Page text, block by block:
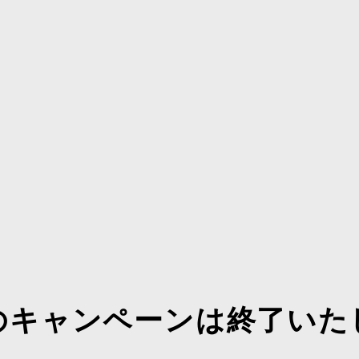
キャンペーンは終了いた